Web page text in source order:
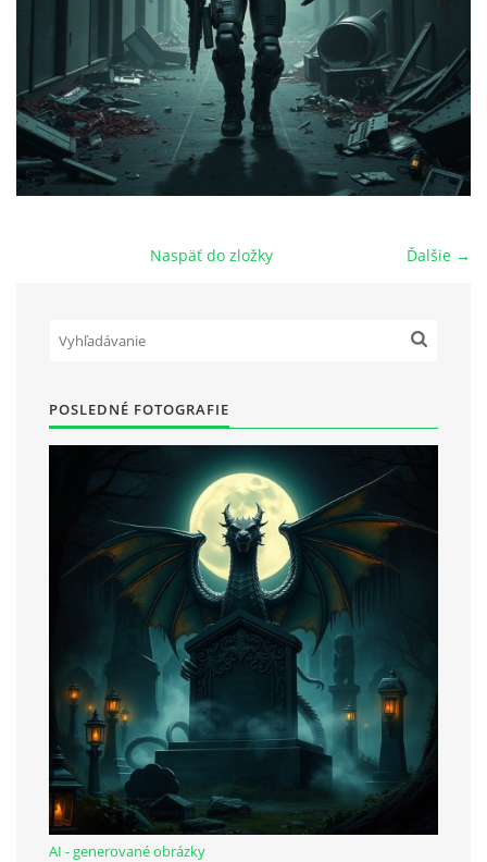
ANKETA
BARDIGON
TARA
VÍLA NA BRONZOVEJ ULICI
VLČÍ MOR
bludicka.cirezlo@gmail.com
Príbehy a poviedky na tejto stránke sú duševným
vlastníctvom autorov. Všetky práva vyhradené.
© 2026 eStránky.sk RSS|WebSlice |Aktualizované 5. 8. 2026
Hore ↑
Ďalšie →
Naspäť do zložky
POSLEDNÉ FOTOGRAFIE
AI - generované obrázky